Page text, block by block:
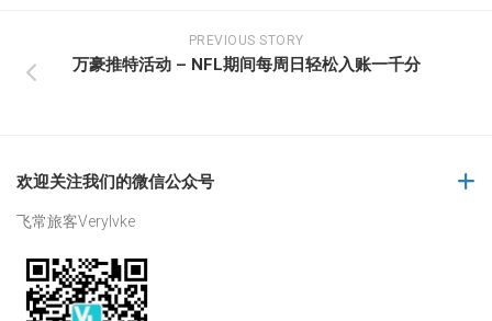
PREVIOUS STORY
万豪推特活动 – NFL期间每周日轻松入账一千分
欢迎关注我们的微信公众号
飞常旅客Verylvke